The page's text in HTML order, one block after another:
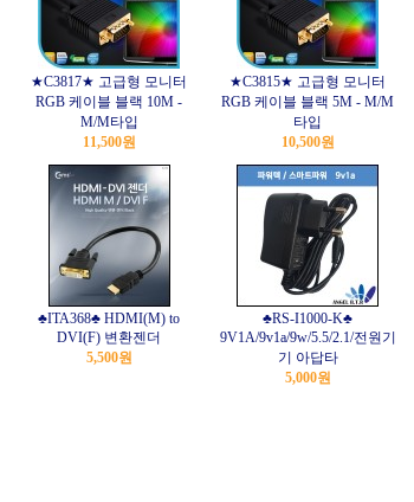
★C3817★ 고급형 모니터
RGB 케이블 블랙 10M -
M/M타입
11,500원
★C3815★ 고급형 모니터
RGB 케이블 블랙 5M - M/M
타입
10,500원
♣ITA368♣ HDMI(M) to
DVI(F) 변환젠더
5,500원
♣RS-I1000-K♣
9V1A/9v1a/9w/5.5/2.1/전원기
기 아답타
5,000원